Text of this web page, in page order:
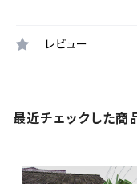
レビュー
最近チェックした商